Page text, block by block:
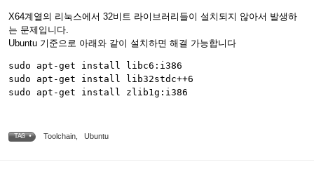
X64계열의 리눅스에서 32비트 라이브러리들이 설치되지 않아서 발생하
는 문제입니다.
Ubuntu 기준으로 아래와 같이 설치하면 해결 가능합니다
sudo apt-get install libc6:i386
sudo apt-get install lib32stdc++6
TAG • Toolchain Ubuntu